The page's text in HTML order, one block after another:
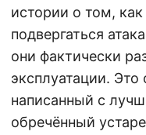
истории о том,
подвергаться
они фактически
эксплуатации.
написанный с
обречённый